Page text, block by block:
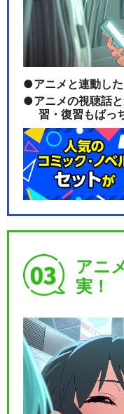
アニメと連動し
アニメの視聴話
習・復習もばっ
アニ
実！